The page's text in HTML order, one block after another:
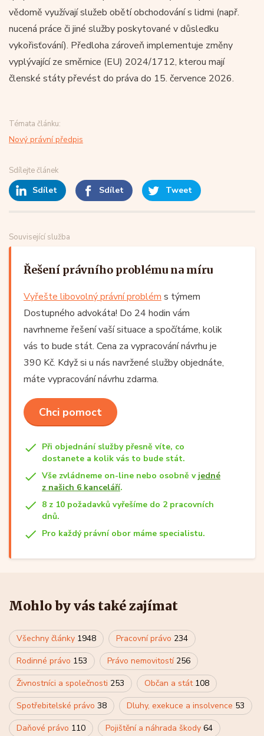
vědomě využívají služeb obětí obchodování s lidmi (např.
nucená práce či jiné služby poskytované v důsledku
vykořisťování). Předloha zároveň implementuje změny
vyplývající ze směrnice (EU) 2024/1712, kterou mají
členské státy převést do práva do 15. července 2026.
Témata článku:
Nový právní předpis
Sdílejte článek
Sdílet Sdílet Tweet
Související služba
Řešení právního problému na míru
Vyřešte libovolný právní problém s týmem
Dostupného advokáta! Do 24 hodin vám
navrhneme řešení vaší situace a spočítáme, kolik
vás to bude stát. Cena za vypracování návrhu je
390 Kč. Když si u nás navržené služby objednáte,
máte vypracování návrhu zdarma.
Chci pomoct
Při objednání služby přesně víte, co
dostanete a kolik vás to bude stát.
Vše zvládneme on-line nebo osobně v jedné
z našich 6 kanceláří.
8 z 10 požadavků vyřešíme do 2 pracovních
dnů.
Pro každý právní obor máme specialistu.
Mohlo by vás také zajímat
Všechny články 1948 Pracovní právo 234
Rodinné právo 153 Právo nemovitostí 256
Živnostníci a společnosti 253 Občan a stát 108
Spotřebitelské právo 38 Dluhy, exekuce a insolvence 53
Daňové právo 110 Pojištění a náhrada škody 64